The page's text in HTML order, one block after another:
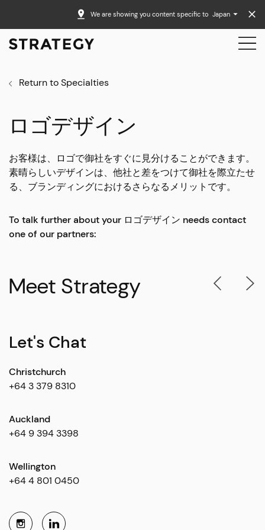
We are showing you content specific to Japan
Return to Specialties
ロゴデザイン
お客様は、ロゴで御社をすぐに見分けることができます。
素晴らしいデザインは、他社と差をつけて御社を際立たせ
る、ブランディングにおけるさらなるメリットです。
To talk further about your ロゴデザイン needs contact
one of our partners:
Meet Strategy
Let's Chat
Christchurch
+64 3 379 8310
Auckland
+64 9 394 3398
Wellington
+64 4 801 0450